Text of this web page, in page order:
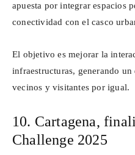
apuesta por integrar espacios
conectividad con el casco
El objetivo es mejorar la
infraestructuras, generando
vecinos y visitantes por igual.
10. Cartagena,
Challenge 2025